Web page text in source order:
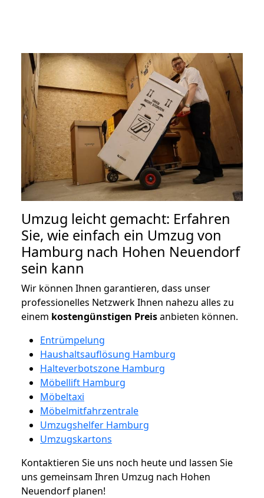
Umzug leicht gemacht: Erfahren
Sie, wie einfach ein Umzug von
Hamburg nach Hohen Neuendorf
sein kann
Wir können Ihnen garantieren, dass unser
professionelles Netzwerk Ihnen nahezu alles zu
einem kostengünstigen Preisanbieten können.
Entrümpelung
Haushaltsauflösung Hamburg
Halteverbotszone Hamburg
Möbellift Hamburg
Möbeltaxi
Möbelmitfahrzentrale
Umzugshelfer Hamburg
Umzugskartons
Kontaktieren Sie uns noch heute und lassen Sie
uns gemeinsam Ihren Umzug nach Hohen
Neuendorf planen!